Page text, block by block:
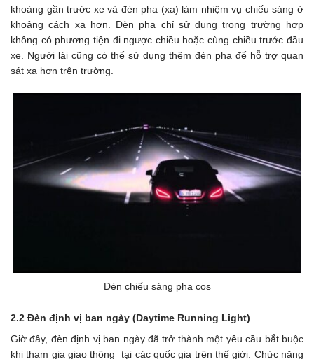
khoảng gần trước xe và đèn pha (xa) làm nhiệm vụ chiếu sáng ở
khoảng cách xa hơn. Đèn pha chỉ sử dụng trong trường hợp
không có phương tiện đi ngược chiều hoặc cùng chiều trước đầu
xe. Người lái cũng có thể sử dụng thêm đèn pha để hỗ trợ quan
sát xa hơn trên trường.
Đèn chiếu sáng pha cos
2.2 Đèn định vị ban ngày (Daytime Running Light)
Giờ đây, đèn định vị ban ngày đã trở thành một yêu cầu bắt buộc
khi tham gia giao thông tại các quốc gia trên thế giới. Chức năng